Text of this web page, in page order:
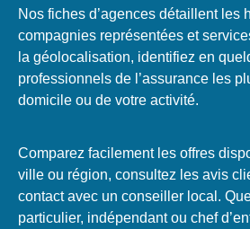
Nos fiches d’agences détaillent les
compagnies représentées et
la géolocalisation, identifiez en
professionnels de l’assurance les
domicile ou de votre activité.
Comparez facilement les offres
ville ou région, consultez les avis
contact avec un conseiller local.
particulier, indépendant ou chef